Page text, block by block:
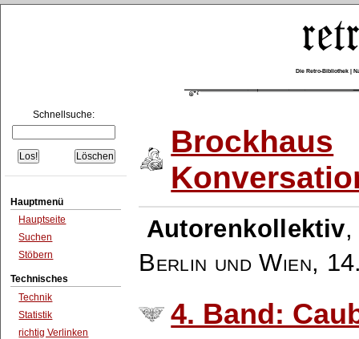
Die Retro-Bibliothek |
Schnellsuche:
Hauptmenü
Hauptseite
Suchen
Stöbern
Technisches
Technik
Statistik
richtig Verlinken
Brockhaus
Autorenkollektiv
Berlin und Wien,
4. Band: